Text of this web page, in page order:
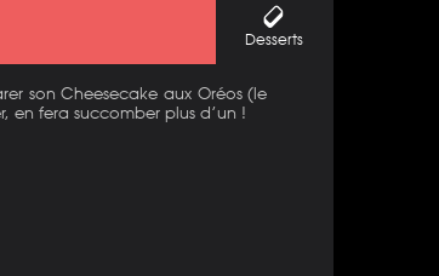
Desserts
son Cheesecake aux Oréos (le
en fera succomber plus d’un !